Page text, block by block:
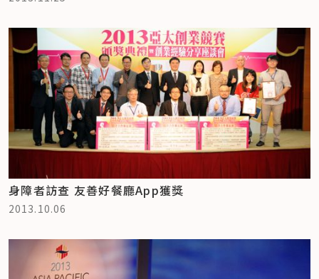
身障者訪查 友善好餐廳App獲獎
2013.10.06